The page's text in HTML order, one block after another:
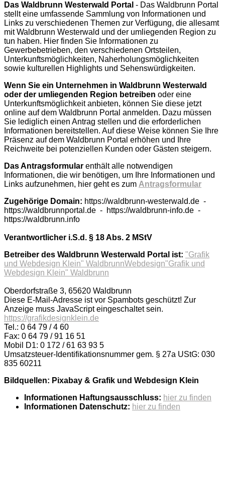
Das Waldbrunn Westerwald Portal - Das Waldbrunn Portal
stellt eine umfassende Sammlung von Informationen und
Links zu verschiedenen Themen zur Verfügung, die allesamt
mit Waldbrunn Westerwald und der umliegenden Region zu
tun haben. Hier finden Sie Informationen zu
Gewerbebetrieben, den verschiedenen Ortsteilen,
Unterkunftsmöglichkeiten, Naherholungsmöglichkeiten
sowie kulturellen Highlights und Sehenswürdigkeiten.
Wenn Sie ein Unternehmen in Waldbrunn Westerwald
oder der umliegenden Region betreiben oder eine
Unterkunftsmöglichkeit anbieten, können Sie diese jetzt
online auf dem Waldbrunn Portal anmelden. Dazu müssen
Sie lediglich einen Antrag stellen und die erforderlichen
Informationen bereitstellen. Auf diese Weise können Sie Ihre
Präsenz auf dem Waldbrunn Portal erhöhen und Ihre
Reichweite bei potenziellen Kunden oder Gästen steigern.
Das Antragsformular enthält alle notwendigen
Informationen, die wir benötigen, um Ihre Informationen und
Links aufzunehmen, hier geht es zum Antragsformular
Zugehörige Domain: https://waldbrunn-westerwald.de -
https://waldbrunnportal.de - https://waldbrunn-info.de -
https://waldbrunn.info
Verantwortlicher i.S.d. § 18 Abs. 2 MStV
Betreiber des Waldbrunn Westerwald Portal ist: "Grafik
und Webdesign Klein" WaldbrunnWebdesign"Grafik und
Webdesign Klein" Waldbrunn
Oberdorfstraße 3, 65620 Waldbrunn
Diese E-Mail-Adresse ist vor Spambots geschützt! Zur
Anzeige muss JavaScript eingeschaltet sein.
https://grafikdesignklein.de
Tel.: 0 64 79 / 4 60
Fax: 0 64 79 / 91 16 51
Mobil D1: 0 172 / 61 63 93 5
Umsatzsteuer-Identifikationsnummer gem. § 27a UStG: 030
835 60211
Bildquellen: Pixabay & Grafik und Webdesign Klein
Informationen Haftungsausschluss: hier zu finden
Informationen Datenschutz: hier zu finden